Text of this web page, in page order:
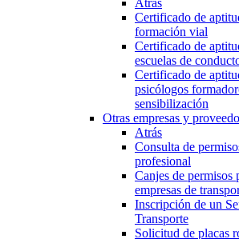
Atrás
Certificado de
formación vial
Certificado de
escuelas de
Certificado de
psicólogos
sensibilización
Otras empresas y
Atrás
Consulta de
profesional
Canjes de permisos
empresas de
Inscripción de un
Transporte
Solicitud de placas